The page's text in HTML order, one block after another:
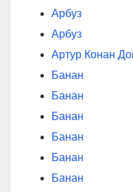
Арбуз
Арбуз
Артур Конан
Банан
Банан
Банан
Банан
Банан
Банан